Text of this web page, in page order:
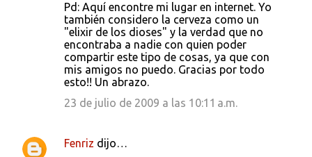
Pd: Aquí encontre mi lugar en internet. Yo
también considero la cerveza como un
"elixir de los dioses" y la verdad que no
encontraba a nadie con quien poder
compartir este tipo de cosas, ya que con
mis amigos no puedo. Gracias por todo
esto!! Un abrazo.
23 de julio de 2009 a las 10:11 a.m.
Fenriz dijo…